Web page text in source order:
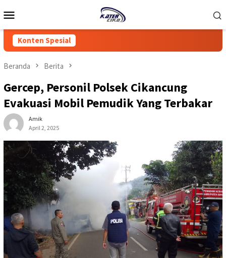
ke
Mobile
Konten Spesial
Beranda Berita
Gercep, Personil Polsek Cikancung
Evakuasi Mobil Pemudik Yang Terbakar
Amik
April 2, 2025